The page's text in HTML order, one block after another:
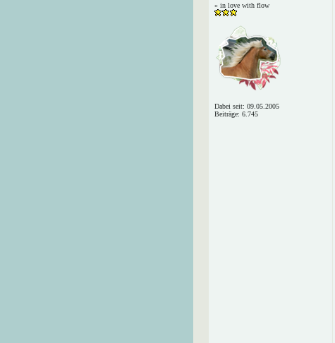
» in love with flow
Dabei seit: 09.05.2005
Beiträge: 6.745